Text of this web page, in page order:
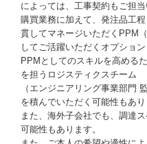
によっては、工事契約もご担
購買業務に加えて、発注品工
貫してマネージいただくPPM
してご活躍いただくオプション
PPMとしてのスキルを高める
を担うロジスティクスチーム
（エンジニアリング事業部門
を積んでいただく可能性もあり
また、海外子会社でも、調達
可能性もあります。